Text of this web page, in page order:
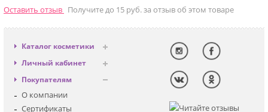
Оставить отзыв Получите до 15 руб. за отзыв об этом товаре
Каталог косметики
Антивозрастная
Декоративная
Личный кабинет
Вход
Регистрация
Покупателям
О компании
Сертификаты